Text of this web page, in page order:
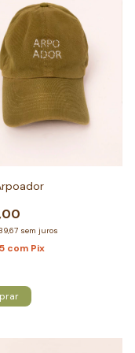
sem juros
com Pix